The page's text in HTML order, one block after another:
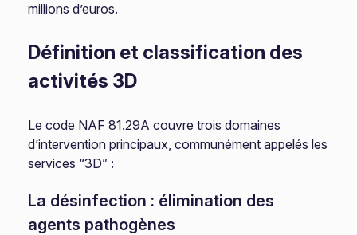
millions d’euros.
Définition et classification des
activités 3D
Le code NAF 81.29A couvre trois domaines
d’intervention principaux, communément appelés les
services “3D” :
La désinfection : élimination des
agents pathogènes